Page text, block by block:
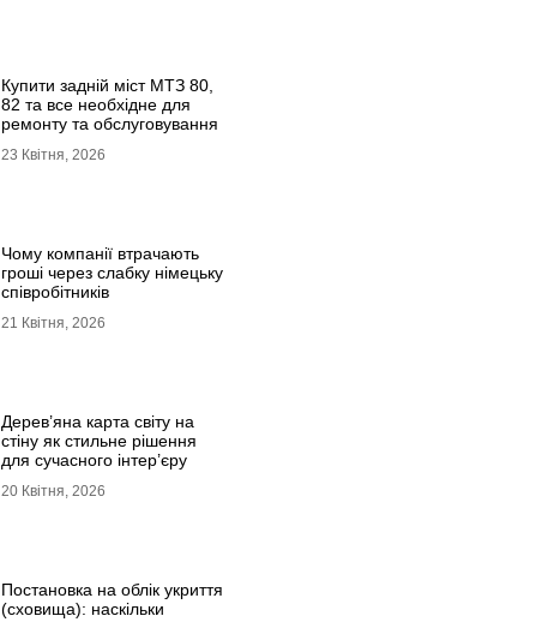
Купити задній міст МТЗ 80,
82 та все необхідне для
ремонту та обслуговування
23 Квітня, 2026
Чому компанії втрачають
гроші через слабку німецьку
співробітників
21 Квітня, 2026
Дерев’яна карта світу на
стіну як стильне рішення
для сучасного інтер’єру
20 Квітня, 2026
Постановка на облік укриття
(сховища): наскільки